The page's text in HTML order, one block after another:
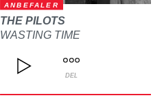
ANBEFALER
THE PILOTS
WASTING TIME
DEL